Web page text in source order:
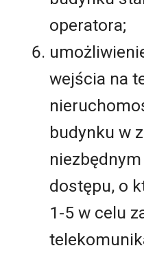
operatora;
wejścia na
budynku w
dostępu, o
1-5 w celu